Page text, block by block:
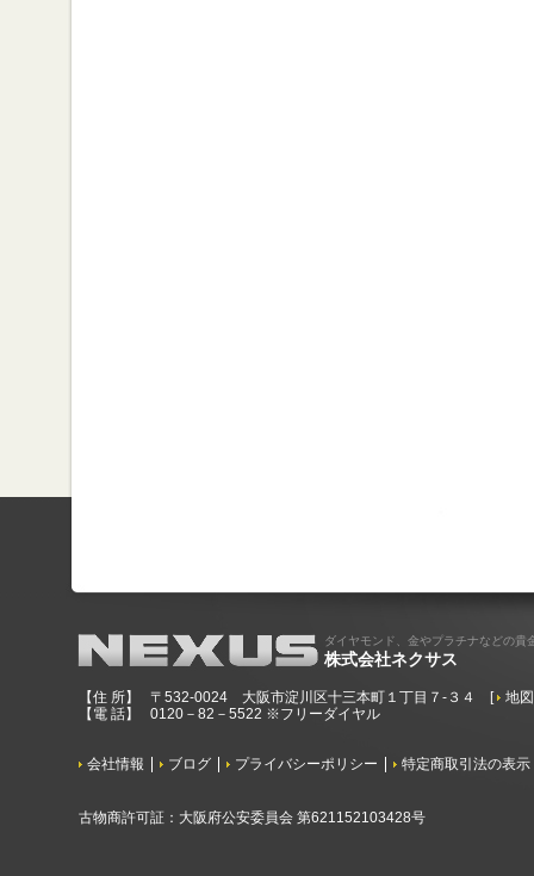
ダイヤモンド、金やプラチナなどの貴
株式会社ネクサス
【住 所】 〒532-0024 大阪市淀川区十三本町１丁目７-３４ [
地
【電 話】
0120－82－5522 ※フリーダイヤル
会社情報 ブログ プライバシーポリシー 特定商取引法の表示
古物商許可証：大阪府公安委員会 第621152103428号